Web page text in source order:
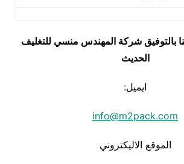
بالتوفيق شركة المهندس منسي للتغليف
الحديث
ايميل:
info@m2pack.com
الموقع الاليكتروني